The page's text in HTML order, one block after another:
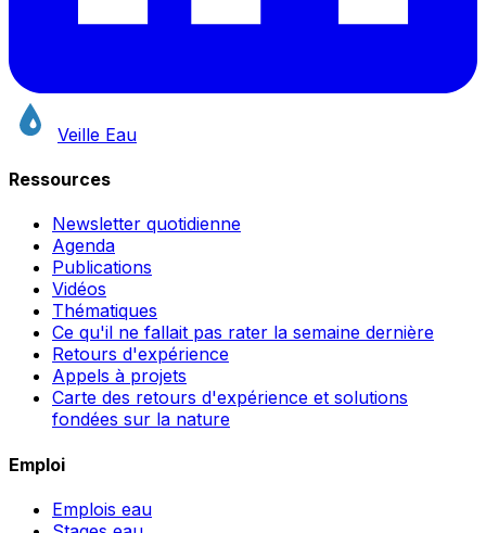
Veille Eau
Ressources
Newsletter quotidienne
Agenda
Publications
Vidéos
Thématiques
Ce qu'il ne fallait pas rater la semaine dernière
Retours d'expérience
Appels à projets
Carte des retours d'expérience et solutions
fondées sur la nature
Emploi
Emplois eau